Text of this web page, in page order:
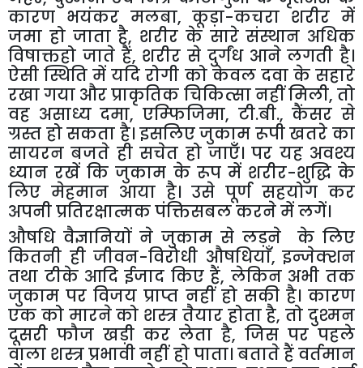
कारण भयंकर मलबा,कूड़ा-कचरा शरीर में
जमा हो जाता है, शरीर के सारे संस्थान अधिक
विषाक्तहो जाते हैं, शरीर से दुर्गंध आने लगती है।
ऐसी स्थिति में यदि रोगी को केवल दवा के सहारे
रखा गया और प्राकृतिक चिकित्सा नहीं मिली,तो
वह असाध्य दमा,एम्फिजिमा, टी.बी.,कैंसर से
ग्रस्त हो सकता है। इसलिए जुकाम रूपी खतरे का
सायरन बजते ही सचेत हो जाएँ। पर यह अवश्य
ध्यान रखें कि जुकाम के रूप में शरीर-शुद्धि के
लिए मेहमान आया है। उसे पूर्ण सहयोग कर
अपनी प्रतिरक्षात्मक पंक्तिसबल करने में लगें।
औषधि वैज्ञानियों ने जुकाम से लड़ने के लिए
कितनी ही जीवन-विरोधी औषधियाँ,इन्जेक्शन
तथा टीके आदि ईजाद किए हैं, लेकिन अभी तक
जुकाम पर विजय प्राप्त नहीं हो सकी है। कारण
एक को मारने को शस्त्र तैयार होता है,तो दुश्मन
दूसरी फौज खड़ी कर लेता है, जिस पर पहले
वाला शस्त्र प्रभावी नहीं हो पाता। बताते हैं वर्तमान